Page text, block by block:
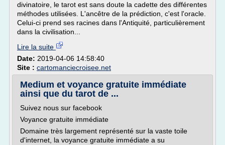
divinatoire, le tarot est sans doute la cadette des différentes
méthodes utilisées. L'ancêtre de la prédiction, c'est l'oracle.
Celui-ci prend ses racines dans l'Antiquité, particulièrement
dans la civilisation...
Lire la suite
Date: 2019-04-06 14:58:40
Site : cartomanciecroisee.net
Medium et voyance gratuite immédiate
ainsi que du tarot de ...
Suivez nous sur facebook
Voyance gratuite immédiate
Domaine très largement représenté sur la vaste toile
d'internet, la voyance gratuite immédiate a su